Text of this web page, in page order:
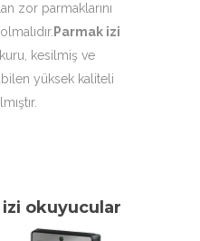
zor parmaklarını
Parmak izi
kuru, kesilmiş ve
yüksek kaliteli
izi okuyucular